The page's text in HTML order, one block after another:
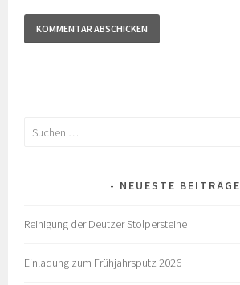
Suchen
NEUESTE BEITRÄGE
Reinigung der Deutzer Stolpersteine
Einladung zum Frühjahrsputz 2026